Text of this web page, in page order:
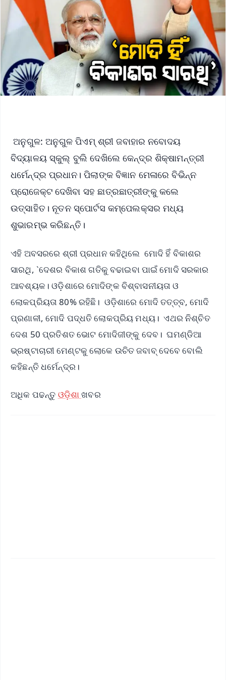
ଅନୁଗୁଳ: ଅନୁଗୁଳ ପିଏମ୍ ଶ୍ରୀ ଜବାହାର ନବୋଦୟ
ବିଦ୍ୟାଳୟ ସ୍କୁଲ୍ ବୁଲି ଦେଖିଲେ କେନ୍ଦ୍ର ଶିକ୍ଷାମନ୍ତ୍ରୀ
ଧର୍ମେନ୍ଦ୍ର ପ୍ରଧାନ। ପିଲାଙ୍କ ବିଜ୍ଞାନ ମେଳାରେ ବିଭିନ୍ନ
ପ୍ରୋଜେକ୍ଟ ଦେଖିବା ସହ ଛାତ୍ରଛାତ୍ରୀଙ୍କୁ କଲେ
ଉତ୍ସାହିତ। ନୂତନ ସ୍ପୋର୍ଟସ କମ୍ପେଲକ୍ସର ମଧ୍ୟ
ଶୁଭାରମ୍ଭ କରିଛନ୍ତି।
ଏହି ଅବସରରେ ଶ୍ରୀ ପ୍ରଧାନ କହିଥିଲେ ମୋଦି ହିଁ ବିକାଶର
ସାରଥି, `ଦେଶର ବିକାଶ ଗତିକୁ ବଢାଇବା ପାଇଁ ମୋଦି ସରକାର
ଆବଶ୍ୟକ। ଓଡ଼ିଶାରେ ମୋଦିଙ୍କ ବିଶ୍ବାସନୀୟତା ଓ
ଲୋକପ୍ରିୟତା 80% ରହିଛି। ଓଡ଼ିଶାରେ ମୋଦି ତତ୍ତ୍ବ, ମୋଦି
ପ୍ରଣାଳୀ, ମୋଦି ପଦ୍ଧତି ଲୋକପ୍ରିୟ ମଧ୍ୟ। ଏଥର ନିଶ୍ଚିତ
ଦେଶ 50 ପ୍ରତିଶତ ଭୋଟ ମୋଦିଜୀଙ୍କୁ ଦେବ। ଘମଣ୍ଡିଆ
ଭ୍ରଷ୍ଟାଚାରୀ ମେଣ୍ଟକୁ ଲୋକେ ଉଚିତ ଜବାବ୍ ଦେବେ ବୋଲି
କହିଛନ୍ତି ଧର୍ମେନ୍ଦ୍ର।
ଅଧିକ ପଢନ୍ତୁ ଓଡ଼ିଶାଖବର